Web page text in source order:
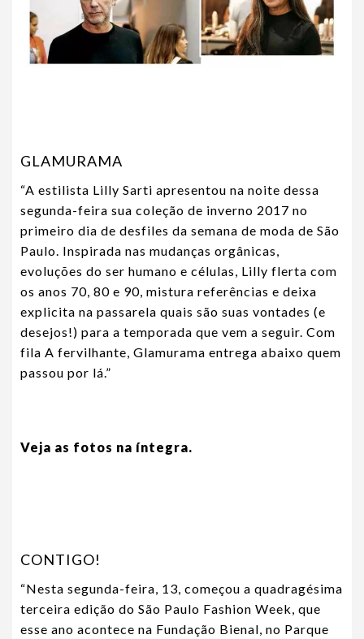
GLAMURAMA
“A estilista Lilly Sarti apresentou na noite dessa
segunda-feira sua coleção de inverno 2017 no
primeiro dia de desfiles da semana de moda de São
Paulo. Inspirada nas mudanças orgânicas,
evoluções do ser humano e células, Lilly flerta com
os anos 70, 80 e 90, mistura referências e deixa
explicita na passarela quais são suas vontades (e
desejos!) para a temporada que vem a seguir. Com
fila A fervilhante, Glamurama entrega abaixo quem
passou por lá.”
Veja as fotos na íntegra.
CONTIGO!
“Nesta segunda-feira, 13, começou a quadragésima
terceira edição do São Paulo Fashion Week, que
esse ano acontece na Fundação Bienal, no Parque